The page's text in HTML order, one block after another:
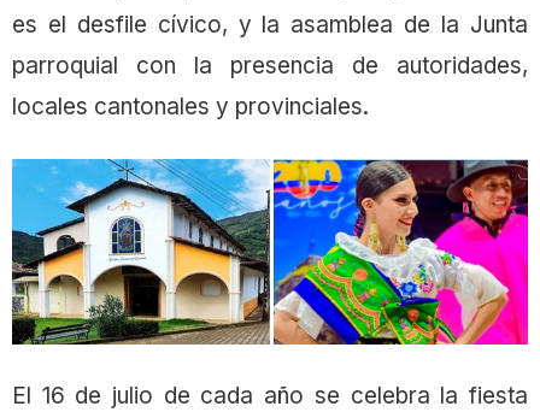
es el desfile cívico, y la asamblea de la Junta
parroquial con la presencia de autoridades,
locales cantonales y provinciales.
El 16 de julio de cada año se celebra la fiesta